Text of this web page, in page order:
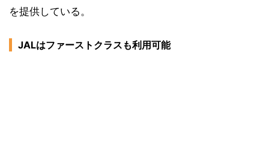
を提供している。
JALはファーストクラスも利用可能